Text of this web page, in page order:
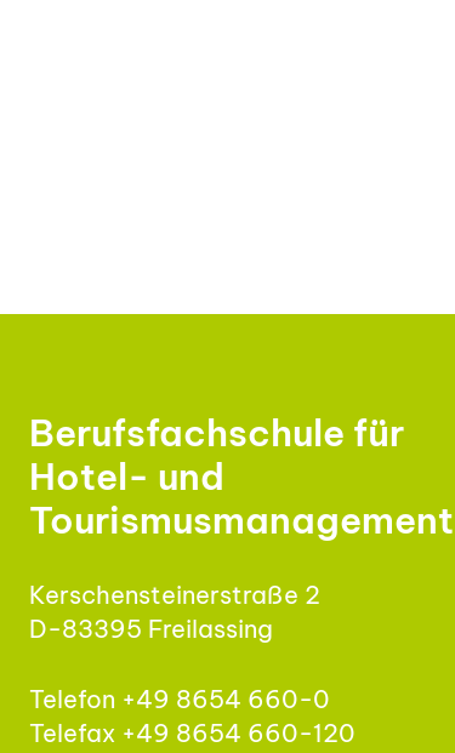
Berufsfachschule für
Hotel- und
Tourismusmanagement
Kerschensteinerstraße 2
D-83395 Freilassing
Telefon +49 8654 660-0
Telefax +49 8654 660-120